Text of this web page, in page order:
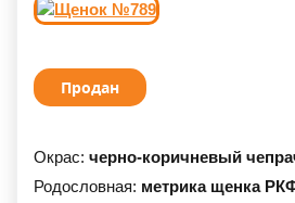
Продан
Окрас: черно-коричневый
Родословная: метрика щенка